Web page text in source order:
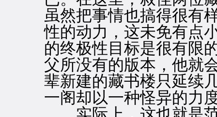
虽然把事情也搞得很有
性的动力，这未免有点
的终极性目标是很有限
父所没有的版本，他就
辈新建的藏书楼只延续
一阁却以一种怪异的力